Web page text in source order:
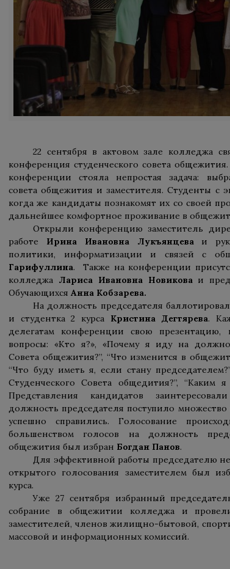
22 сентября в актовом зале колледжа
конференция студенческого совета
конференции стояла непростая задача:
совета общежития и заместителя. Студенты с
когда же кандидаты познакомят их со своей
дальнейшее комфортное проживание в
Открыли конференцию заместитель
работе Ирина Ивановна Лукъянцеваи
политики, информатизации и связей с
Гарифуллина. Также на конференции
колледжа Лариса Ивановна Новиковаи
ОбучающихсяАнна Кобзарева.
На должность председателя
и студентка 2 курса Кристина Дегтярева.
делегатам конференции свою презентацию,
вопросы: «Кто я?», «Почему я иду на
Совета общежития?”, “Что изменится в
“Что буду иметь я, если стану
Студенческого Совета общедития?”, “Каким
Представления кандидатов
должность председателя поступило
успешно справились. Голосование
большенством голосов на должность
общежития был избран Богдан Панов.
Для эффективной работы председателю
открытого голосования заместителем был
курса.
Уже 27 сентября избранный
собрание в общежитии колледжа и
заместителей, членов жилищно-бытовой,
массовой и информационных комиссий.